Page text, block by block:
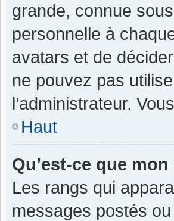
grande, connue
personnelle à
avatars et de
ne pouvez pas
l’administrateur.
Haut
Qu’est-ce que
Les rangs qui
messages postés